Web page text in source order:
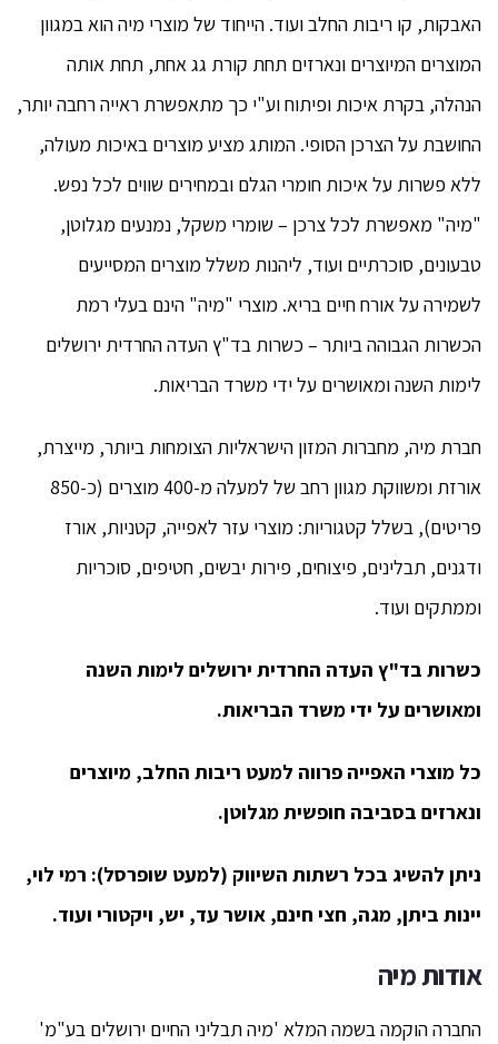
האבקות, קו ריבות החלב ועוד. הייחוד של מוצרי מיה הוא במגוון
המוצרים המיוצרים ונארזים תחת קורת גג אחת, תחת אותה
הנהלה, בקרת איכות ופיתוח וע"י כך מתאפשרת ראייה רחבה יותר,
החושבת על הצרכן הסופי. המותג מציע מוצרים באיכות מעולה,
ללא פשרות על איכות חומרי הגלם ובמחירים שווים לכל נפש.
"מיה" מאפשרת לכל צרכן – שומרי משקל, נמנעים מגלוטן,
טבעונים, סוכרתיים ועוד, ליהנות משלל מוצרים המסייעים
לשמירה על אורח חיים בריא. מוצרי "מיה" הינם בעלי רמת
הכשרות הגבוהה ביותר – כשרות בד"ץ העדה החרדית ירושלים
לימות השנה ומאושרים על ידי משרד הבריאות.
חברת מיה, מחברות המזון הישראליות הצומחות ביותר, מייצרת,
אורזת ומשווקת מגוון רחב של למעלה מ-400 מוצרים (כ-850
פריטים), בשלל קטגוריות: מוצרי עזר לאפייה, קטניות, אורז
ודגנים, תבלינים, פיצוחים, פירות יבשים, חטיפים, סוכריות
וממתקים ועוד.
כשרות בד"ץ העדה החרדית ירושלים לימות השנה
ומאושרים על ידי משרד הבריאות.
כל מוצרי האפייה פרווה למעט ריבות החלב, מיוצרים
ונארזים בסביבה חופשית מגלוטן.
ניתן להשיג בכל רשתות השיווק (למעט שופרסל): רמי לוי,
יינות ביתן, מגה, חצי חינם, אושר עד, יש, ויקטורי ועוד.
אודות מיה
החברה הוקמה בשמה המלא 'מיה תבליני החיים ירושלים בע"מ'